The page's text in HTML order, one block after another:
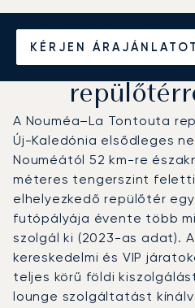
KÉRJEN ÁRAJÁNLATOT
La Tontouta
A Nouméa–La Tontouta
Új-Kaledónia elsődleges
Nouméától 52 km-re
méteres tengerszint
elhelyezkedő repülőtér
futópályája évente több
szolgál ki (2023-as adat).
kereskedelmi és VIP
teljes körű földi
lounge szolgáltatást